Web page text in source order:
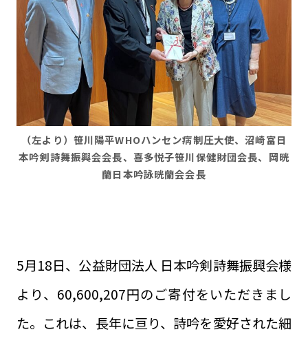
（左より）笹川陽平WHOハンセン病制圧大使、沼崎富日
本吟剣詩舞振興会会長、喜多悦子笹川保健財団会長、岡晄
蘭日本吟詠晄蘭会会長
5月18日、公益財団法人 日本吟剣詩舞振興会様
より、60,600,207円のご寄付をいただきまし
た。これは、長年に亘り、詩吟を愛好された細